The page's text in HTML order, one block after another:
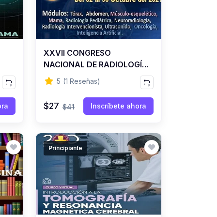
XXVII CONGRESO
NACIONAL DE RADIOLOGÍA
( 145 temas, 14 países,
Duración: UN MES ) - PERÚ
5 (1 Reseñas)
$27 $41 Inscríbete ahora
Principiante